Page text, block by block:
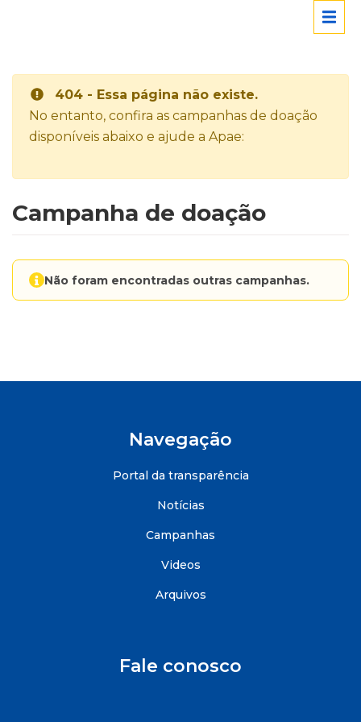
404 - Essa página não existe.
No entanto, confira as campanhas de doação
disponíveis abaixo e ajude a Apae:
Campanha de doação
Não foram encontradas outras campanhas.
Navegação
Portal da transparência
Notícias
Campanhas
Videos
Arquivos
Fale conosco